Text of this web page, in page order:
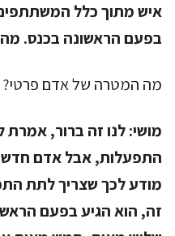
איש מתוך כלל
בפעם הראשונה בכנס.
מה המטרה של אדם פרטי?
מושי:לנו זה ברור, אמרת
התפעלות, אבל אדם
מודע לכך שצריך לתת
זה, הוא הגיע בפעם